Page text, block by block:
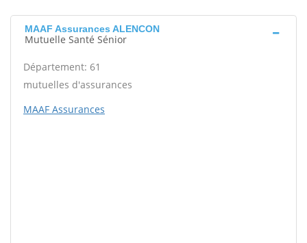
MAAF Assurances ALENCON
Mutuelle Santé Sénior
Département: 61
mutuelles d'assurances
MAAF Assurances